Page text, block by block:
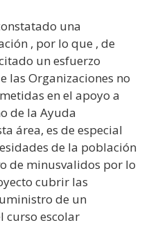
una
, por lo que , de
un esfuerzo
las Organizaciones no
en el apoyo a
de la Ayuda
área, es de especial
de la población
de minusvalidos por lo
cubrir las
de un
curso escolar